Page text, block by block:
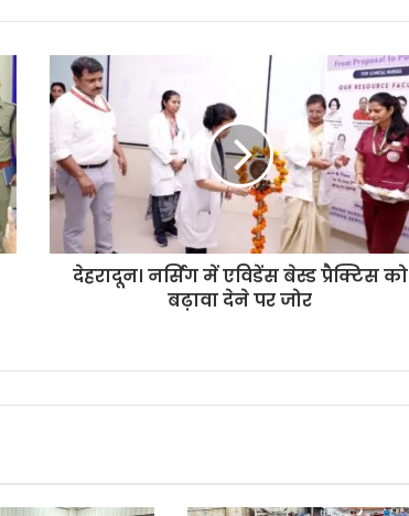
देहरादून। नर्सिंग में एविडेंस बेस्ड प्रैक्टिस को
बढ़ावा देने पर जोर